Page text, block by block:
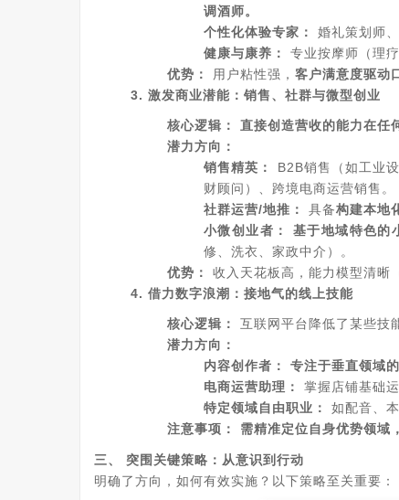
调酒师。
个性化体验专家：
婚礼策划师
健康与康养：
专业按摩师（理
优势：
用户粘性强， 客户满意度驱动
3. 激发商业潜能：销售、社群与微型创业
核心逻辑： 直接创造营收的能力在任
潜力方向：
销售精英：
B2B销售（如工业
财顾问）、跨境电商运营销售。
社群运营/地推：
具备构建本地
小微创业者：
基于地域特色的
修、洗衣、家政中介）。
优势：
收入天花板高，能力模型清晰
4. 借力数字浪潮：接地气的线上技能
核心逻辑：
互联网平台降低了某些技
潜力方向：
内容创作者：
专注于垂直领域
电商运营助理：
掌握店铺基础
特定领域自由职业：
如配音、
注意事项：
需精准定位自身优势领域
三、 突围关键策略：从意识到行动
明确了方向，如何有效实施？以下策略至关重要：